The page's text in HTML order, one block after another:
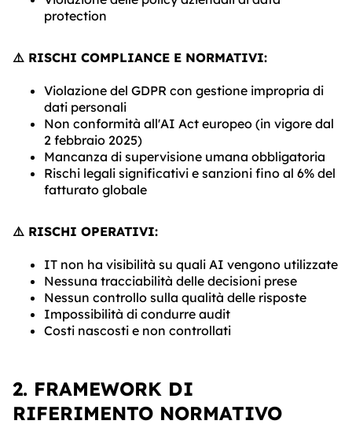
protection
⚠️ RISCHI COMPLIANCE E NORMATIVI:
Violazione del GDPR con gestione impropria di
dati personali
Non conformità all'AI Act europeo (in vigore dal
2 febbraio 2025)
Mancanza di supervisione umana obbligatoria
Rischi legali significativi e sanzioni fino al 6% del
fatturato globale
⚠️ RISCHI OPERATIVI:
IT non ha visibilità su quali AI vengono utilizzate
Nessuna tracciabilità delle decisioni prese
Nessun controllo sulla qualità delle risposte
Impossibilità di condurre audit
Costi nascosti e non controllati
2. FRAMEWORK DI
RIFERIMENTO NORMATIVO